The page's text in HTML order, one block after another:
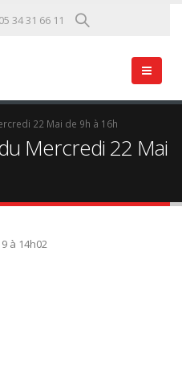
05 34 31 66 11
22 Mai de 9h à 16h
Mercredi 22 Mai
à 14h02